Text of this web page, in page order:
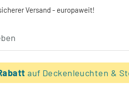
Versand - europaweit!
auf Deckenleuchten &